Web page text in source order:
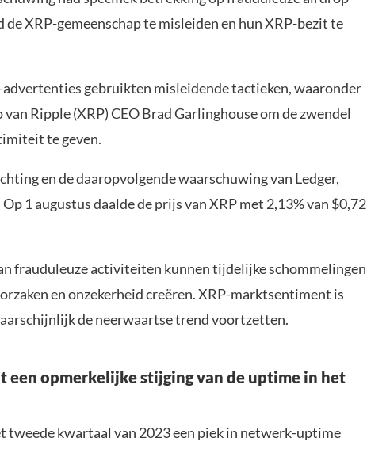
XRP-gemeenschap te misleiden en hun XRP-bezit te
gebruikten misleidende tactieken, waaronder
Ripple (XRP) CEO Brad Garlinghouse om de zwendel
te geven.
en de daaropvolgende waarschuwing van Ledger,
1 augustus daalde de prijs van XRP met 2,13% van $0,72
frauduleuze activiteiten kunnen tijdelijke schommelingen
en onzekerheid creëren. XRP-marktsentiment is
de neerwaartse trend voortzetten.
een opmerkelijke stijging van de uptime in het
tweede kwartaal van 2023 een piek in netwerk-uptime